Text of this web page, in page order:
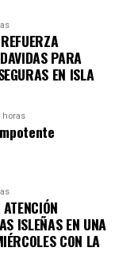
PARA
EN ISLA
horas
ISLEÑAS EN UNA
CON LA